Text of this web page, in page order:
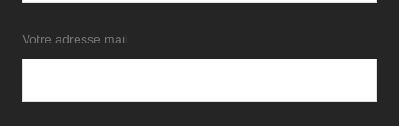
Votre adresse mail